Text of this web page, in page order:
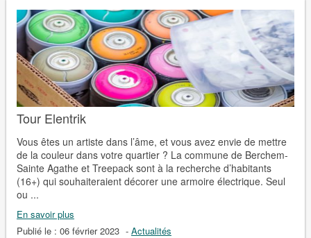
Tour Elentrik
Vous êtes un artiste dans l’âme, et vous avez envie de mettre
de la couleur dans votre quartier ? La commune de Berchem-
Sainte Agathe et Treepack sont à la recherche d’habitants
(16+) qui souhaiteraient décorer une armoire électrique. Seul
ou ...
En savoir plus
Publié le : 06 février 2023 - Actualités